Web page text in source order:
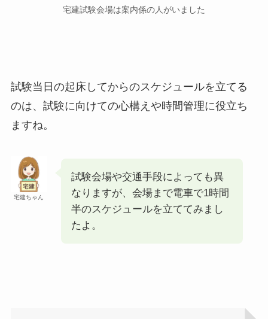
宅建試験会場は案内係の人がいました
試験当日の起床してからのスケジュールを立てる
のは、試験に向けての心構えや時間管理に役立ち
ますね。
宅建ちゃん
試験会場や交通手段によっても異
なりますが、会場まで電車で1時間
半のスケジュールを立ててみまし
たよ。